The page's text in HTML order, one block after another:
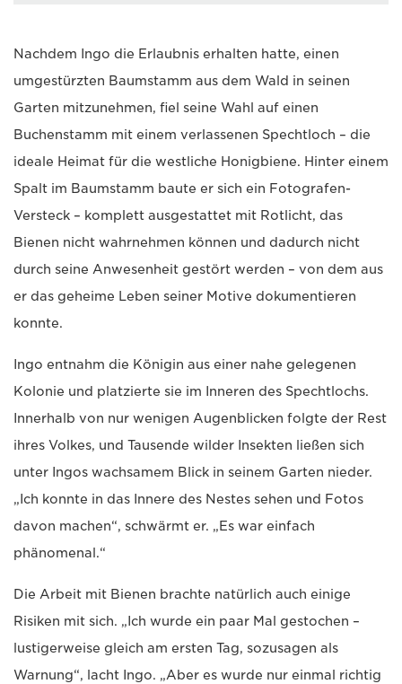
Nachdem Ingo die Erlaubnis erhalten hatte, einen
umgestürzten Baumstamm aus dem Wald in seinen
Garten mitzunehmen, fiel seine Wahl auf einen
Buchenstamm mit einem verlassenen Spechtloch – die
ideale Heimat für die westliche Honigbiene. Hinter einem
Spalt im Baumstamm baute er sich ein Fotografen-
Versteck – komplett ausgestattet mit Rotlicht, das
Bienen nicht wahrnehmen können und dadurch nicht
durch seine Anwesenheit gestört werden – von dem aus
er das geheime Leben seiner Motive dokumentieren
konnte.
Ingo entnahm die Königin aus einer nahe gelegenen
Kolonie und platzierte sie im Inneren des Spechtlochs.
Innerhalb von nur wenigen Augenblicken folgte der Rest
ihres Volkes, und Tausende wilder Insekten ließen sich
unter Ingos wachsamem Blick in seinem Garten nieder.
„Ich konnte in das Innere des Nestes sehen und Fotos
davon machen“, schwärmt er. „Es war einfach
phänomenal.“
Die Arbeit mit Bienen brachte natürlich auch einige
Risiken mit sich. „Ich wurde ein paar Mal gestochen –
lustigerweise gleich am ersten Tag, sozusagen als
Warnung“, lacht Ingo. „Aber es wurde nur einmal richtig